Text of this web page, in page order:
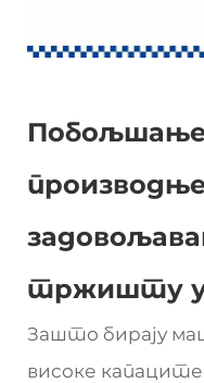
тржишту у
Зашто бирају
високе